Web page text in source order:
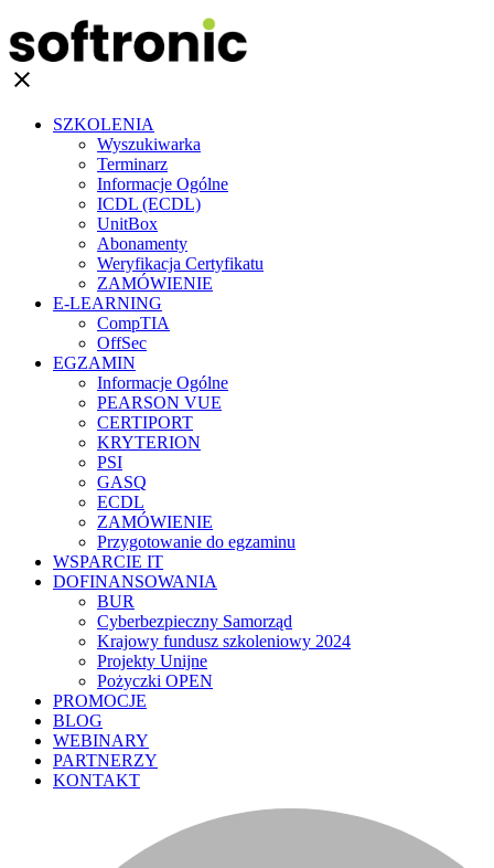
clear
SZKOLENIA
Wyszukiwarka
Terminarz
Informacje Ogólne
ICDL (ECDL)
UnitBox
Abonamenty
Weryfikacja Certyfikatu
ZAMÓWIENIE
E-LEARNING
CompTIA
OffSec
EGZAMIN
Informacje Ogólne
PEARSON VUE
CERTIPORT
KRYTERION
PSI
GASQ
ECDL
ZAMÓWIENIE
Przygotowanie do egzaminu
WSPARCIE IT
DOFINANSOWANIA
BUR
Cyberbezpieczny Samorząd
Krajowy fundusz szkoleniowy 2024
Projekty Unijne
Pożyczki OPEN
PROMOCJE
BLOG
WEBINARY
PARTNERZY
KONTAKT